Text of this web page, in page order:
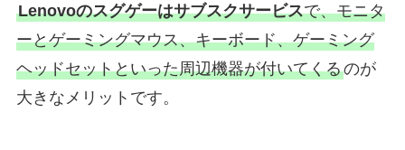
Lenovoのスグゲーはサブスクサービスで、モニタ
ーとゲーミングマウス、キーボード、ゲーミング
ヘッドセットといった周辺機器が付いてくるのが
大きなメリットです。